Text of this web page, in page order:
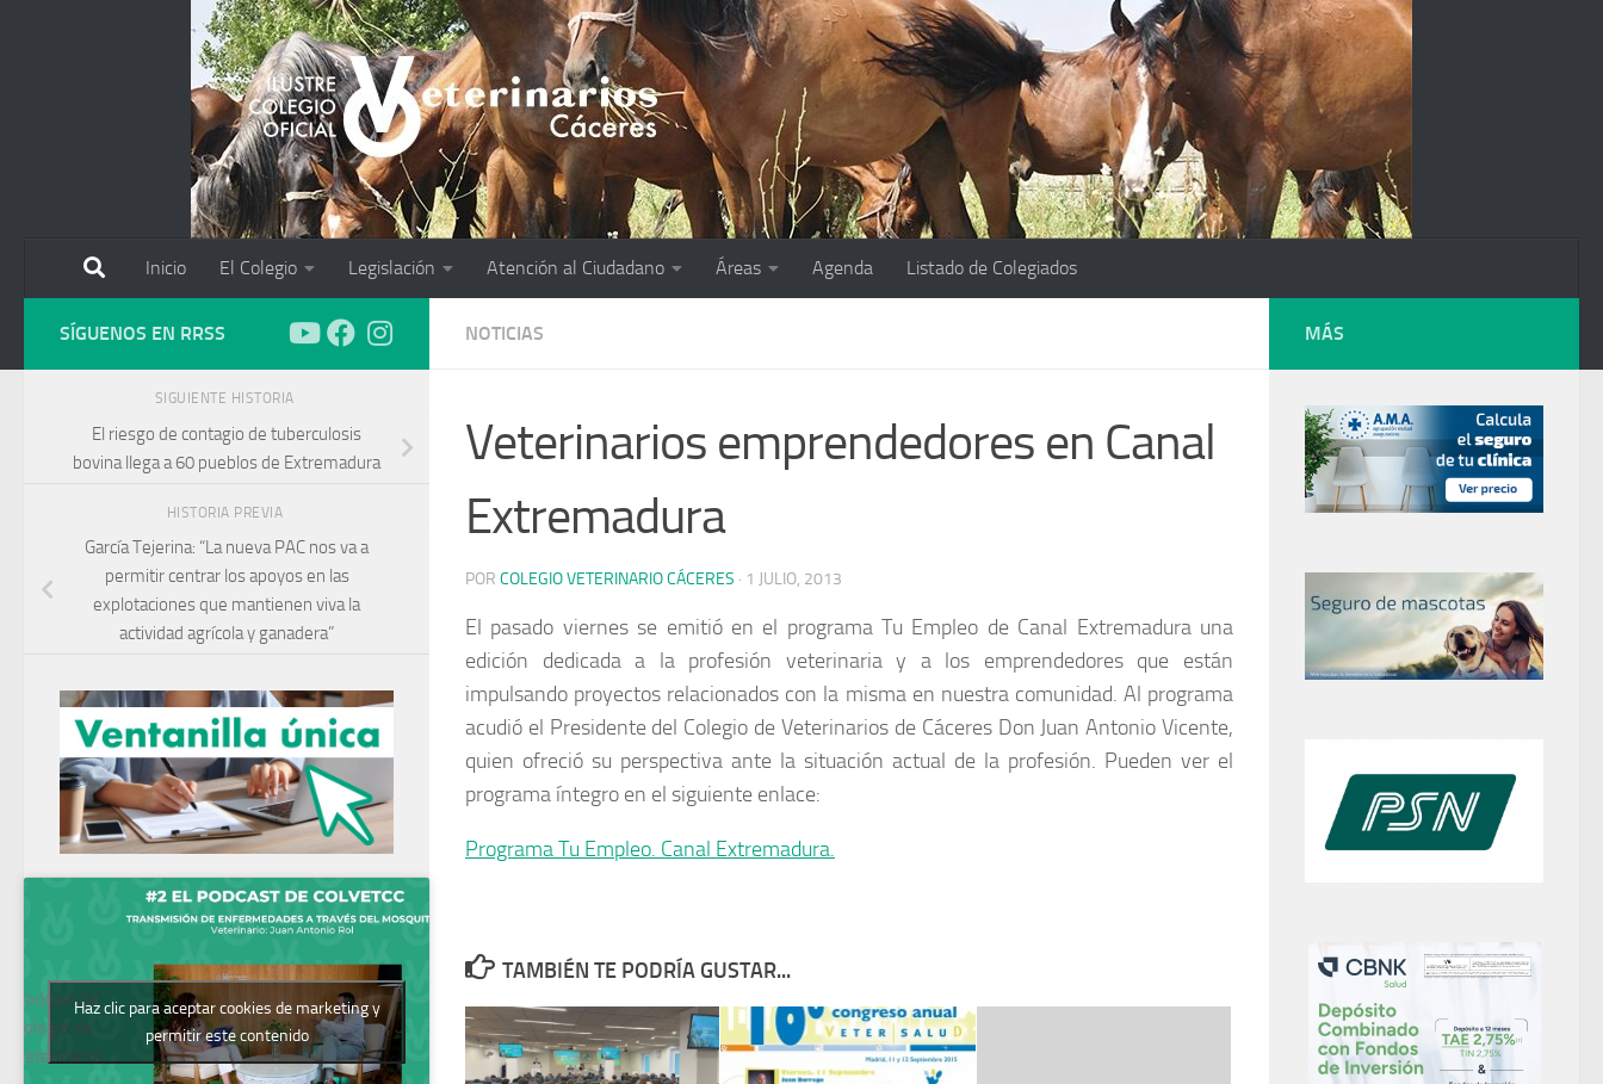
Inicio El Colegio Legislación Atención al Ciudadano Áreas Agenda Listado de Colegiados
NOTICIAS
Veterinarios emprendedores en Canal
Extremadura
POR COLEGIO VETERINARIO CÁCERES · 1 JULIO, 2013
El pasado viernes se emitió en el programa Tu Empleo de Canal Extremadura una
edición dedicada a la profesión veterinaria y a los emprendedores que están
impulsando proyectos relacionados con la misma en nuestra comunidad. Al programa
acudió el Presidente del Colegio de Veterinarios de Cáceres Don Juan Antonio Vicente,
quien ofreció su perspectiva ante la situación actual de la profesión. Pueden ver el
programa íntegro en el siguiente enlace:
Programa Tu Empleo. Canal Extremadura.
TAMBIÉN TE PODRÍA GUSTAR...
SÍGUENOS EN RRSS
SIGUIENTE HISTORIA
El riesgo de contagio de tuberculosis
bovina llega a 60 pueblos de Extremadura
HISTORIA PREVIA
García Tejerina: “La nueva PAC nos va a
permitir centrar los apoyos en las
explotaciones que mantienen viva la
actividad agrícola y ganadera”
Podcast del
Colegio de
Veterinarios
Haz clic para aceptar cookies de marketing y
permitir este contenido
MÁS